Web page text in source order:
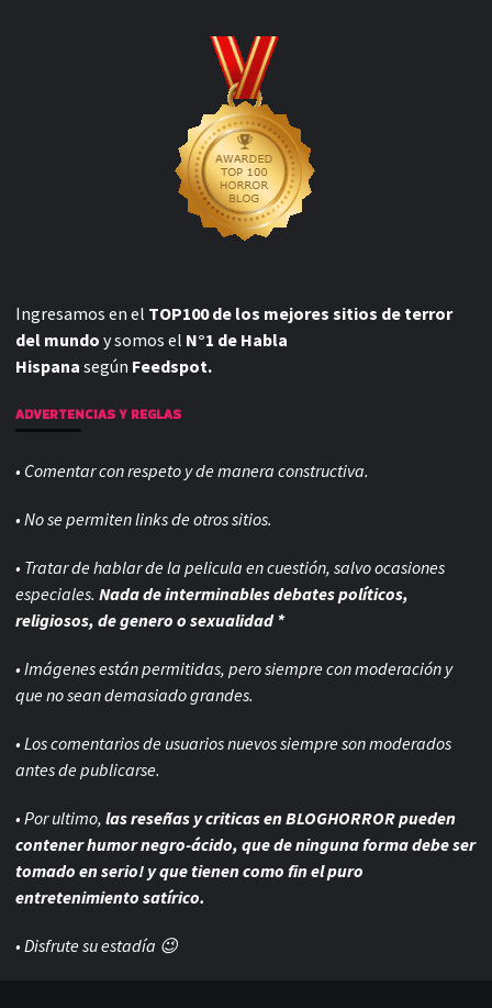
Ingresamos en el TOP100 de los mejores sitios de terror
del mundo y somos el N°1 de Habla
Hispana según Feedspot.
ADVERTENCIAS Y REGLAS
• Comentar con respeto y de manera constructiva.
• No se permiten links de otros sitios.
• Tratar de hablar de la pelicula en cuestión, salvo ocasiones
especiales. Nada de interminables debates políticos,
religiosos, de genero o sexualidad *
• Imágenes están permitidas, pero siempre conmoderación y
que no sean demasiado grandes.
• Los comentarios de usuarios nuevos siempre son moderados
antes de publicarse.
• Por ultimo, las reseñas y criticas en BLOGHORROR pueden
contener humor negro-ácido, que de ninguna forma debe ser
tomado en serio! y que tienen como fin el puro
entretenimiento satírico.
• Disfrute su estadía 😉